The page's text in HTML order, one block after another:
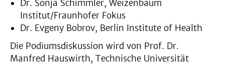
Dr. Sonja Schimmler, Weizenbaum
Institut/Fraunhofer Fokus
Dr. Evgeny Bobrov, Berlin Institute of Health
Die Podiumsdiskussion wird von Prof. Dr.
Manfred Hauswirth, Technische Universität